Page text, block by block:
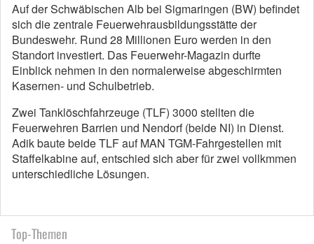
Auf der Schwäbischen Alb bei Sigmaringen (BW) befindet
sich die zentrale Feuerwehrausbildungsstätte der
Bundeswehr. Rund 28 Millionen Euro werden in den
Standort investiert. Das Feuerwehr-Magazin durfte
Einblick nehmen in den normalerweise abgeschirmten
Kasernen- und Schulbetrieb.
Zwei Tanklöschfahrzeuge (TLF) 3000 stellten die
Feuerwehren Barrien und Nendorf (beide NI) in Dienst.
Adik baute beide TLF auf MAN TGM-Fahrgestellen mit
Staffelkabine auf, entschied sich aber für zwei vollkmmen
unterschiedliche Lösungen.
Top-Themen